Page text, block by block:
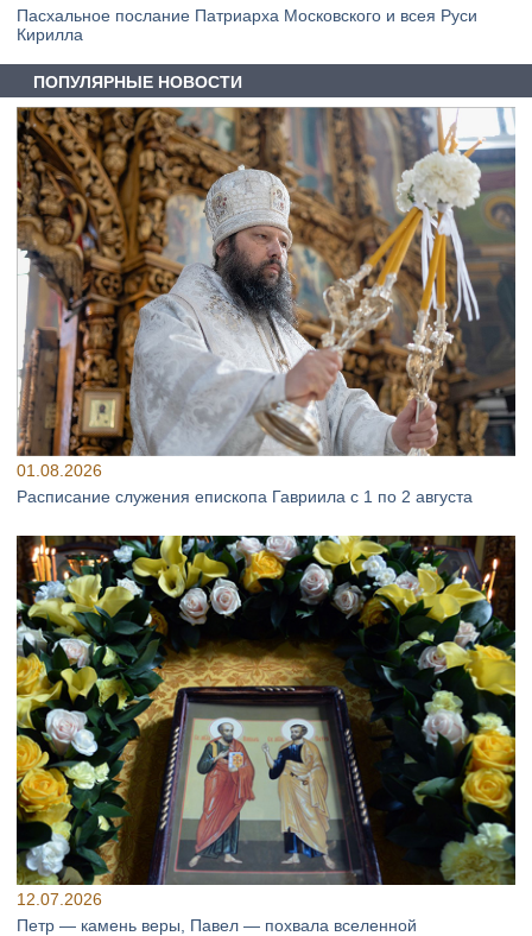
Пасхальное послание Патриарха Московского и всея Руси
Кирилла
ПОПУЛЯРНЫЕ НОВОСТИ
01.08.2026
Расписание служения епископа Гавриила с 1 по 2 августа
12.07.2026
Петр — камень веры, Павел — похвала вселенной